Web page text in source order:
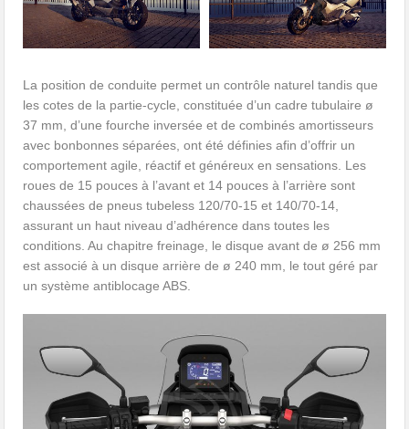
La position de conduite permet un contrôle naturel tandis que
les cotes de la partie-cycle, constituée d’un cadre tubulaire ø
37 mm, d’une fourche inversée et de combinés amortisseurs
avec bonbonnes séparées, ont été définies afin d’offrir un
comportement agile, réactif et généreux en sensations. Les
roues de 15 pouces à l’avant et 14 pouces à l’arrière sont
chaussées de pneus tubeless 120/70-15 et 140/70-14,
assurant un haut niveau d’adhérence dans toutes les
conditions. Au chapitre freinage, le disque avant de ø 256 mm
est associé à un disque arrière de ø 240 mm, le tout géré par
un système antiblocage ABS.